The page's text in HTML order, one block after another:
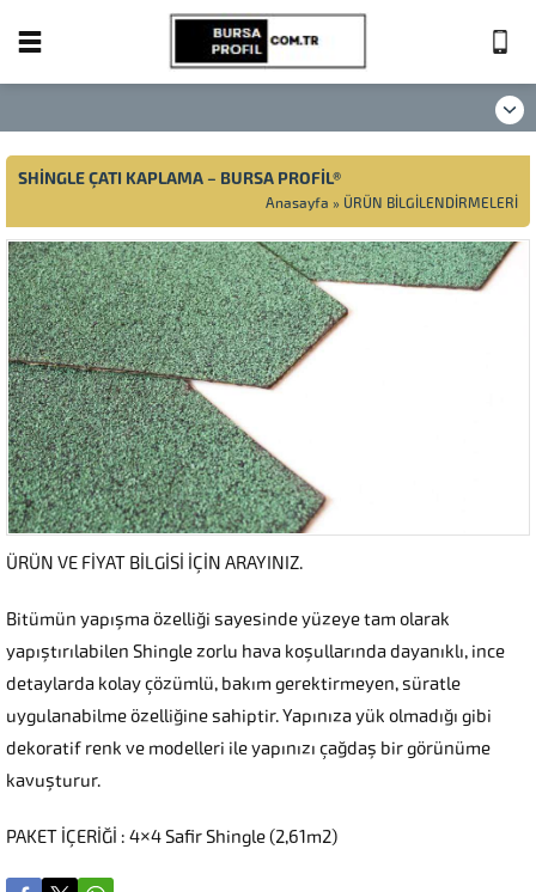
SHİNGLE ÇATI KAPLAMA – BURSA PROFİL®
Anasayfa » ÜRÜN BİLGİLENDİRMELERİ
ÜRÜN VE FİYAT BİLGİSİ İÇİN ARAYINIZ.
Bitümün yapışma özelliği sayesinde yüzeye tam olarak
yapıştırılabilen Shingle zorlu hava koşullarında dayanıklı, ince
detaylarda kolay çözümlü, bakım gerektirmeyen, süratle
uygulanabilme özelliğine sahiptir. Yapınıza yük olmadığı gibi
dekoratif renk ve modelleri ile yapınızı çağdaş bir görünüme
kavuşturur.
PAKET İÇERİĞİ : 4×4 Safir Shingle (2,61m2)